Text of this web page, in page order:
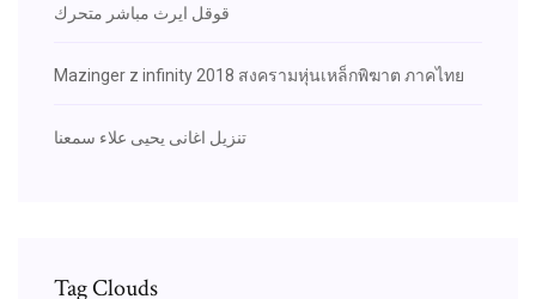
قوقل ايرث مباشر متحرك
Mazinger z infinity 2018 สงครามหุ่นเหล็กพิฆาต ภาคไทย
تنزيل اغانى يحيى علاء سمعنا
Tag Clouds